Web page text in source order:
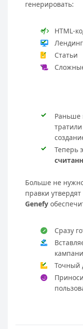
генерировать:
HTML-
Статьи
Раньше
тратили
Теперь
Больше не
правки
Genefy
Сразу
Точный